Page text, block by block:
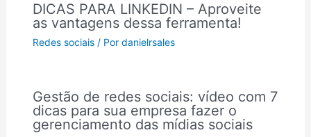
DICAS PARA LINKEDIN – Aproveite
as vantagens dessa ferramenta!
Redes sociais / Pordanielrsales
Gestão de redes sociais: vídeo com 7
dicas para sua empresa fazer o
gerenciamento das mídias sociais